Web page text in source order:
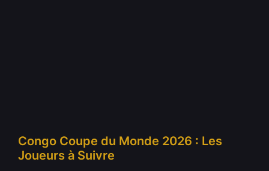
Congo Coupe du Monde 2026 : Les
Joueurs à Suivre